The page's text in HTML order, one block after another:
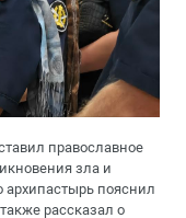
православное
зла и
архипастырь пояснил
рассказал о